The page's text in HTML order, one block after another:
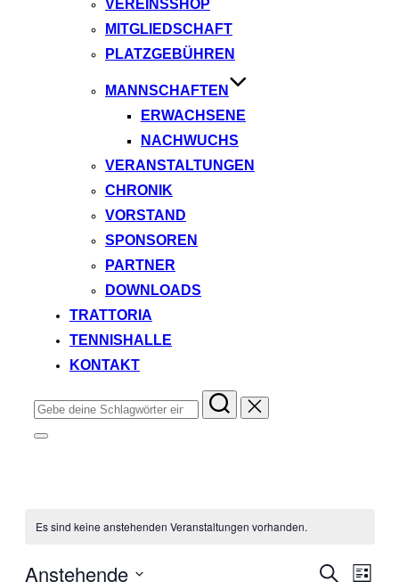
VEREINSSHOP
MITGLIEDSCHAFT
PLATZGEBÜHREN
MANNSCHAFTEN
ERWACHSENE
NACHWUCHS
VERANSTALTUNGEN
CHRONIK
VORSTAND
SPONSOREN
PARTNER
DOWNLOADS
TRATTORIA
TENNISHALLE
KONTAKT
Suchen
nach:
Seitenleiste
Es sind keine anstehenden Veranstaltungen vorhanden.
Suche
Anstehende